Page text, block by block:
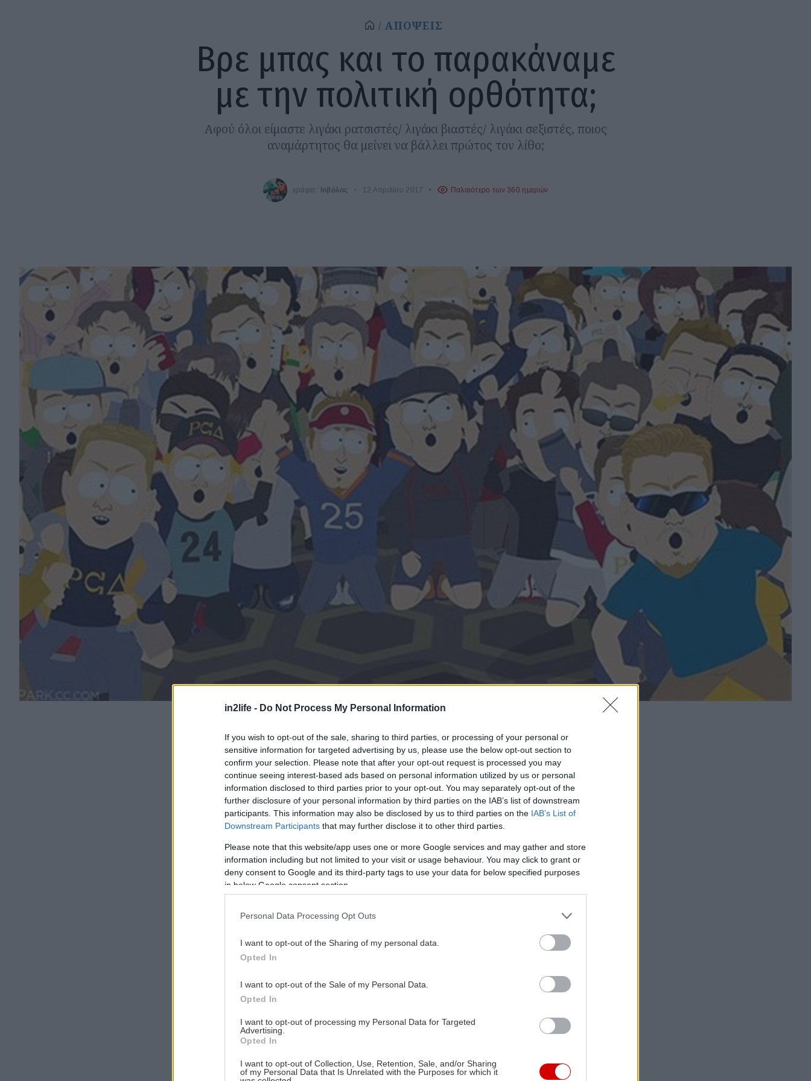
in2life - Do Not Process My Personal Information
If you wish to opt-out of the sale, sharing to third parties, or processing of your personal or
sensitive information for targeted advertising by us, please use the below opt-out section to
confirm your selection. Please note that after your opt-out request is processed you may
continue seeing interest-based ads based on personal information utilized by us or personal
information disclosed to third parties prior to your opt-out. You may separately opt-out of the
further disclosure of your personal information by third parties on the IAB’s list of downstream
participants. This information may also be disclosed by us to third parties on the IAB’s List of
Downstream Participants that may further disclose it to other third parties.
Please note that this website/app uses one or more Google services and may gather and store
information including but not limited to your visit or usage behaviour. You may click to grant or
deny consent to Google and its third-party tags to use your data for below specified purposes
in below Google consent section.
Personal Data Processing Opt Outs
I want to opt-out of the Sharing of my personal data.
Opted In
I want to opt-out of the Sale of my Personal Data.
Opted In
I want to opt-out of processing my Personal Data for Targeted
Advertising.
Opted In
I want to opt-out of Collection, Use, Retention, Sale, and/or Sharing
of my Personal Data that Is Unrelated with the Purposes for which it
ΑΠΟΨΕΙΣ
Βρε μπας και το παρακάναμε
με την πολιτική ορθότητα;
Αφού όλοι είμαστε λιγάκι ρατσιστές/ λιγάκι βιαστές/ λιγάκι σεξιστές, ποιος
αναμάρτητος θα μείνει να βάλλει πρώτος τον λίθο;
γράφει: Ιοβόλος 12 Απριλίου 2017 Παλαιότερο των 360 ημερών